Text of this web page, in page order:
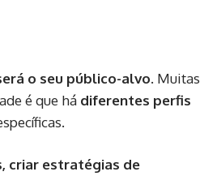
o seu público-alvo. Muitas
é que há diferentes perfis
criar estratégias de